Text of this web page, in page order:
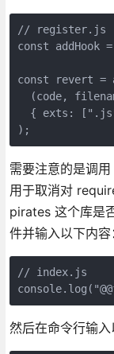
// register.js
const addHook
const revert =
(code,
{ exts:
);
需要注意的是调
用于取消对
pirates 这个库是
件并输入以下内容
// index.js
然后在命令行输入